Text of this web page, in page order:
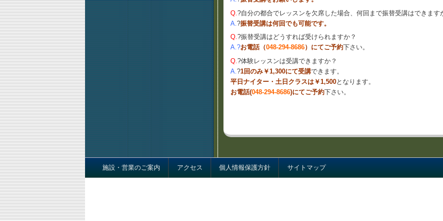
Q.?自分の都合でレッスンを欠席した場合、何回まで振替受講はできます
A.?振替受講は何回でも可能です。
Q.?振替受講はどうすれば受けられますか？
A.?お電話（048-294-8686）にてご予約下さい。
Q.?体験レッスンは受講できますか？
A.?1回のみ￥1,300にて受講できます。
平日ナイター・土日クラスは￥1,500となります。
お電話(048-294-8686)にてご予約下さい。
Footer menu
施設・営業のご案内 アクセス 個人情報保護方針 サイトマップ